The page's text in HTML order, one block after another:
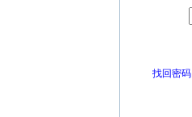
找回密码